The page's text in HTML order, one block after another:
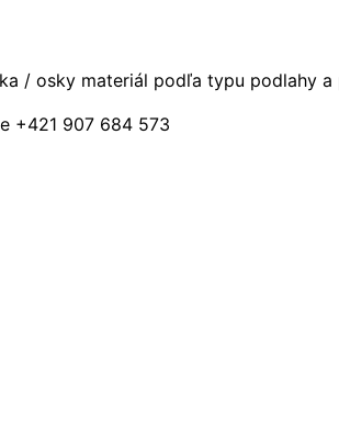
/ osky materiál podľa typu podlahy
+421 907 684 573